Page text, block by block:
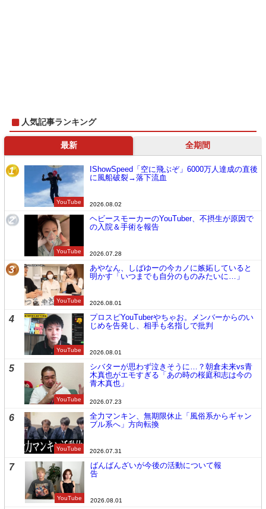
人気記事ランキング
最新 全期間
1
YouTube
IShowSpeed「空に飛ぶぞ」6000万人達成の直後
に風船破裂→落下流血
2026.08.02
2
YouTube
ヘビースモーカーのYouTuber、不摂生が原因で
の入院＆手術を報告
2026.07.28
3
YouTube
あやなん、しばゆーの今カノに嫉妬していると
明かす「いつまでも自分のものみたいに…」
2026.08.01
4
YouTube
プロスピYouTuberやちゃお。メンバーからのい
じめを告発し、相手も名指しで批判
2026.08.01
5
YouTube
シバターが思わず泣きそうに…？朝倉未来vs青
木真也がエモすぎる「あの時の桜庭和志は今の
青木真也」
2026.07.23
6
YouTube
全力マンキン、無期限休止「風俗系からギャン
ブル系へ」方向転換
2026.07.31
7
YouTube
ばんばんざいが今後の活動について報
告
2026.08.01